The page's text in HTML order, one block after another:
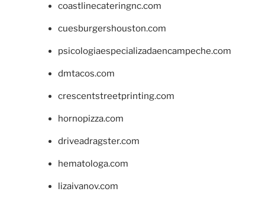
coastlinecateringnc.com
cuesburgershouston.com
psicologiaespecializadaencampeche.com
dmtacos.com
crescentstreetprinting.com
hornopizza.com
driveadragster.com
hematologa.com
lizaivanov.com